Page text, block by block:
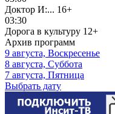
Доктор И:... 16+
03:30
Дорога в культуру 12+
Архив программ
9 августа, Воскресенье
8 августа, Суббота
7 августа, Пятница
Выбрать дату